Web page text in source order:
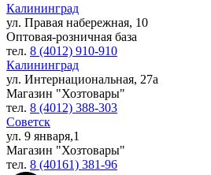
Калининград
ул. Правая набережная, 10
Оптовая-розничная база
тел. 8 (4012) 910-910
Калининград
ул. Интернациональная, 27а
Магазин "Хозтовары"
тел. 8 (4012) 388-303
Советск
ул. 9 января,1
Магазин "Хозтовары"
тел. 8 (40161) 381-96